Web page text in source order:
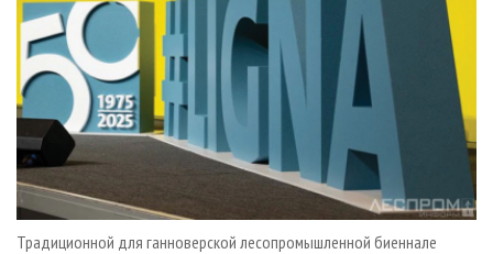
Традиционной для ганноверской лесопромышленной биеннале